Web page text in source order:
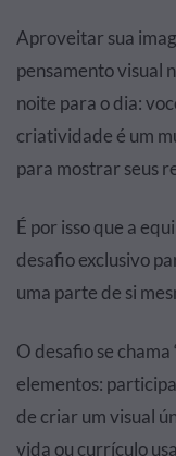
Aproveitar sua
pensamento visual
noite para o dia:
criatividade é um
para mostrar seus
É por isso que a
desafio exclusivo
uma parte de si
O desafio se chama
elementos:
de criar um visual
vida ou currículo